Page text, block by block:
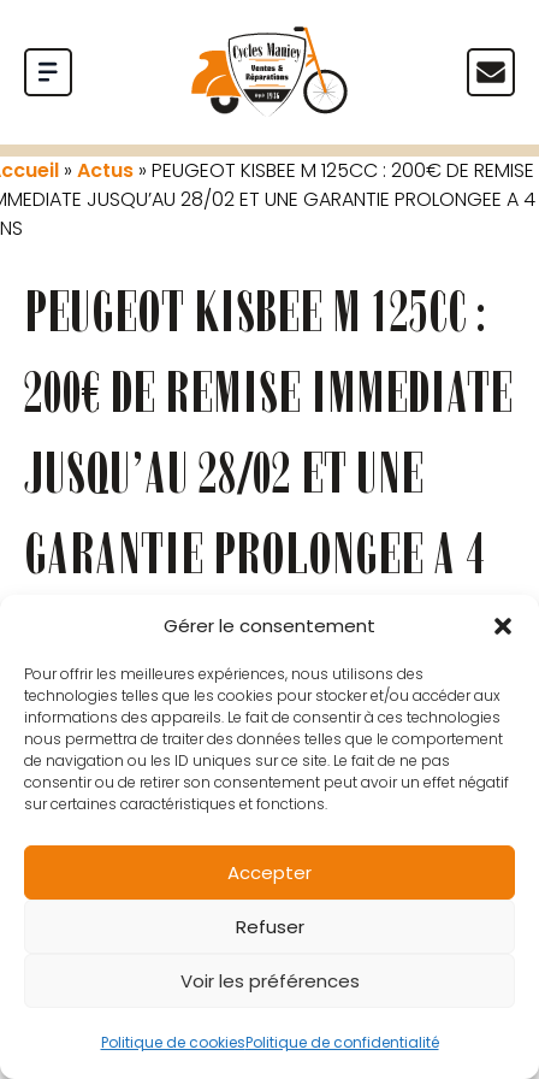
Gérer le consentement
Pour offrir les meilleures expériences, nous utilisons des
technologies telles que les cookies pour stocker et/ou accéder aux
informations des appareils. Le fait de consentir à ces technologies
nous permettra de traiter des données telles que le comportement
de navigation ou les ID uniques sur ce site. Le fait de ne pas
consentir ou de retirer son consentement peut avoir un effet négatif
sur certaines caractéristiques et fonctions.
Accepter
Refuser
Voir les préférences
Politique de cookiesPolitique de confidentialité
» Actus » PEUGEOT KISBEE M 125CC : 200€ DE REMISE
JUSQU’AU 28/02 ET UNE GARANTIE PROLONGEE A 4
PEUGEOT KISBEE M 125CC :
200€ DE REMISE IMMEDIATE
JUSQU’AU 28/02 ET UNE
GARANTIE PROLONGEE A 4
Publié le :18 février 2026
Catégorie :Actus